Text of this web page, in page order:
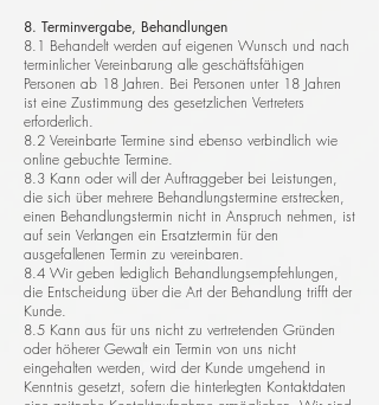
8. Terminvergabe, Behandlungen
8.1 Behandelt werden auf eigenen Wunsch und nach
terminlicher Vereinbarung alle geschäftsfähigen
Personen ab 18 Jahren. Bei Personen unter 18 Jahren
ist eine Zustimmung des gesetzlichen Vertreters
erforderlich.
8.2 Vereinbarte Termine sind ebenso verbindlich wie
online gebuchte Termine.
8.3 Kann oder will der Auftraggeber bei Leistungen,
die sich über mehrere Behandlungstermine erstrecken,
einen Behandlungstermin nicht in Anspruch nehmen, ist
auf sein Verlangen ein Ersatztermin für den
ausgefallenen Termin zu vereinbaren.
8.4 Wir geben lediglich Behandlungsempfehlungen,
die Entscheidung über die Art der Behandlung trifft der
Kunde.
8.5 Kann aus für uns nicht zu vertretenden Gründen
oder höherer Gewalt ein Termin von uns nicht
eingehalten werden, wird der Kunde umgehend in
Kenntnis gesetzt, sofern die hinterlegten Kontaktdaten